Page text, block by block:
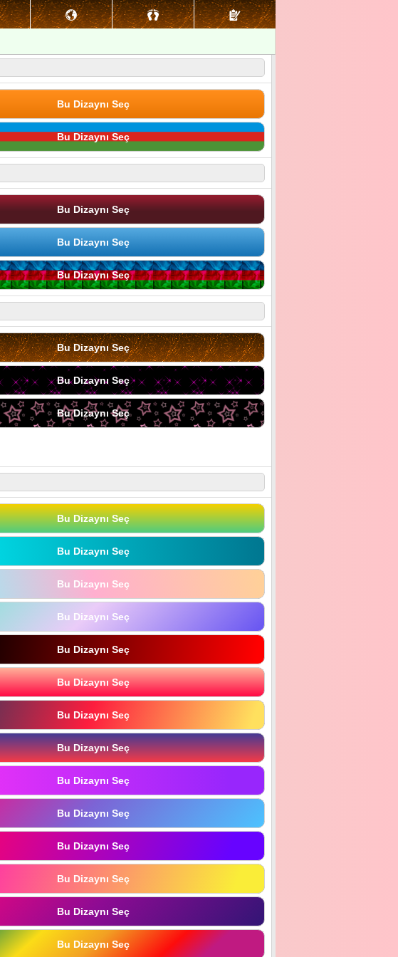
Bu Dizaynı Seç
Bu Dizaynı Seç
Bu Dizaynı Seç
Bu Dizaynı Seç
Bu Dizaynı Seç
Bu Dizaynı Seç
Bu Dizaynı Seç
Bu Dizaynı Seç
Bu Dizaynı Seç
Bu Dizaynı Seç
Bu Dizaynı Seç
Bu Dizaynı Seç
Bu Dizaynı Seç
Bu Dizaynı Seç
Bu Dizaynı Seç
Bu Dizaynı Seç
Bu Dizaynı Seç
Bu Dizaynı Seç
Bu Dizaynı Seç
Bu Dizaynı Seç
Bu Dizaynı Seç
Bu Dizaynı Seç